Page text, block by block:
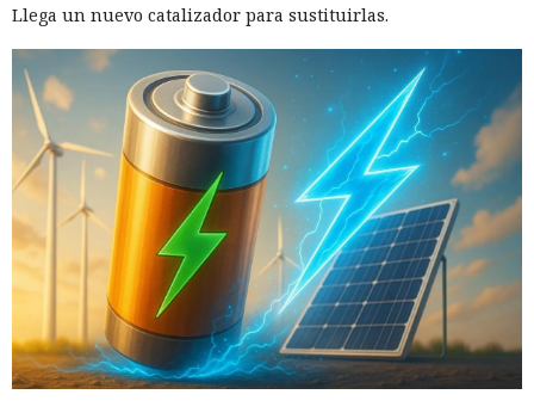
Llega un nuevo catalizador para sustituirlas.